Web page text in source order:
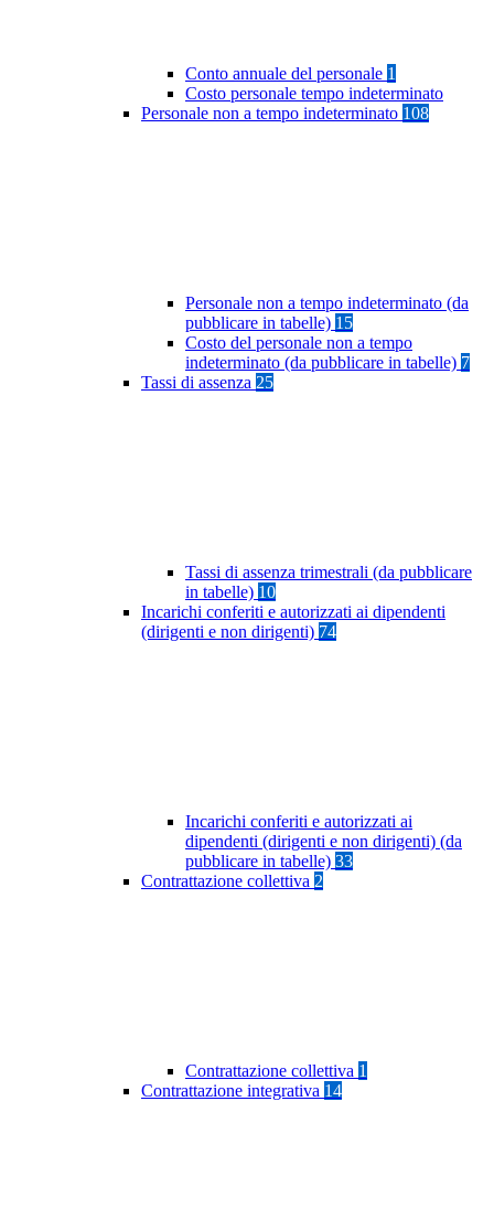
Conto annuale del personale 1
Costo personale tempo indeterminato
Personale non a tempo indeterminato 108
Personale non a tempo indeterminato (da
pubblicare in tabelle) 15
Costo del personale non a tempo
indeterminato (da pubblicare in tabelle) 7
Tassi di assenza 25
Tassi di assenza trimestrali (da pubblicare
in tabelle) 10
Incarichi conferiti e autorizzati ai dipendenti
(dirigenti e non dirigenti) 74
Incarichi conferiti e autorizzati ai
dipendenti (dirigenti e non dirigenti) (da
pubblicare in tabelle) 33
Contrattazione collettiva 2
Contrattazione collettiva 1
Contrattazione integrativa 14